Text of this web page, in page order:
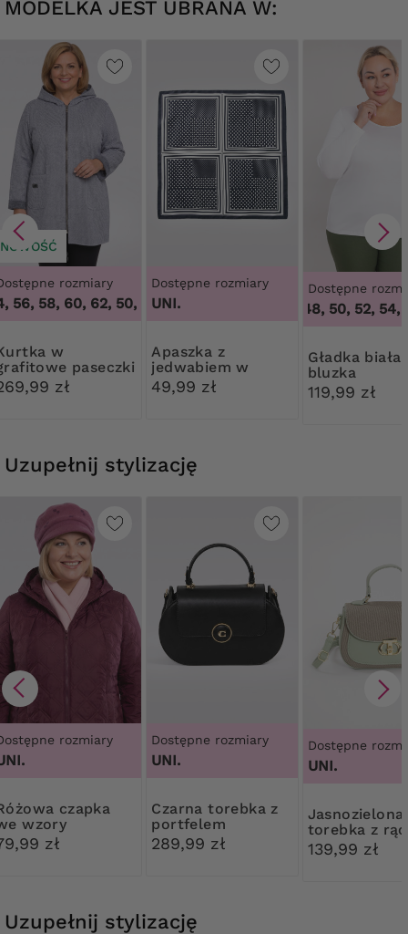
MODELKA JEST UBRANA W:
NOWOŚĆ
rozmiary
56, 58, 60, 62,50, 52, 54, 56, 58, 60, 62
w
paseczki
zł
Dostępne rozmiary
UNI.
Apaszka z
jedwabiem w
kropki
49,99 zł
Dostępne
44, 46, 48, 50, 52, 54,
Gładka biała
bluzka
119,99 zł
Uzupełnij stylizację
rozmiary
wzory
zł
Dostępne rozmiary
UNI.
Czarna torebka z
portfelem
289,99 zł
Dostępne
UNI.
Jasnozielona
torebka z
na górze
139,99 zł
Uzupełnij stylizację